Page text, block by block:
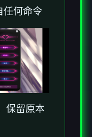
任何命令
保留原本